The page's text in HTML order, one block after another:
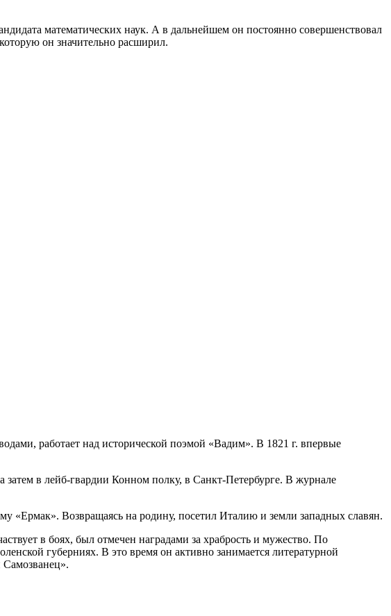
математических наук. А в дальнейшем он постоянно совершенствовал
он значительно расширил.
работает над исторической поэмой «Вадим». В 1821 г. впервые
затем в лейб-гвардии Конном полку, в Санкт-Петербурге. В журнале
«Ермак». Возвращаясь на родину, посетил Италию и земли западных славян.
в боях, был отмечен наградами за храбрость и мужество. По
губерниях. В это время он активно занимается литературной